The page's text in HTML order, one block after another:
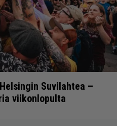
Suvilahtea –
viikonlopulta